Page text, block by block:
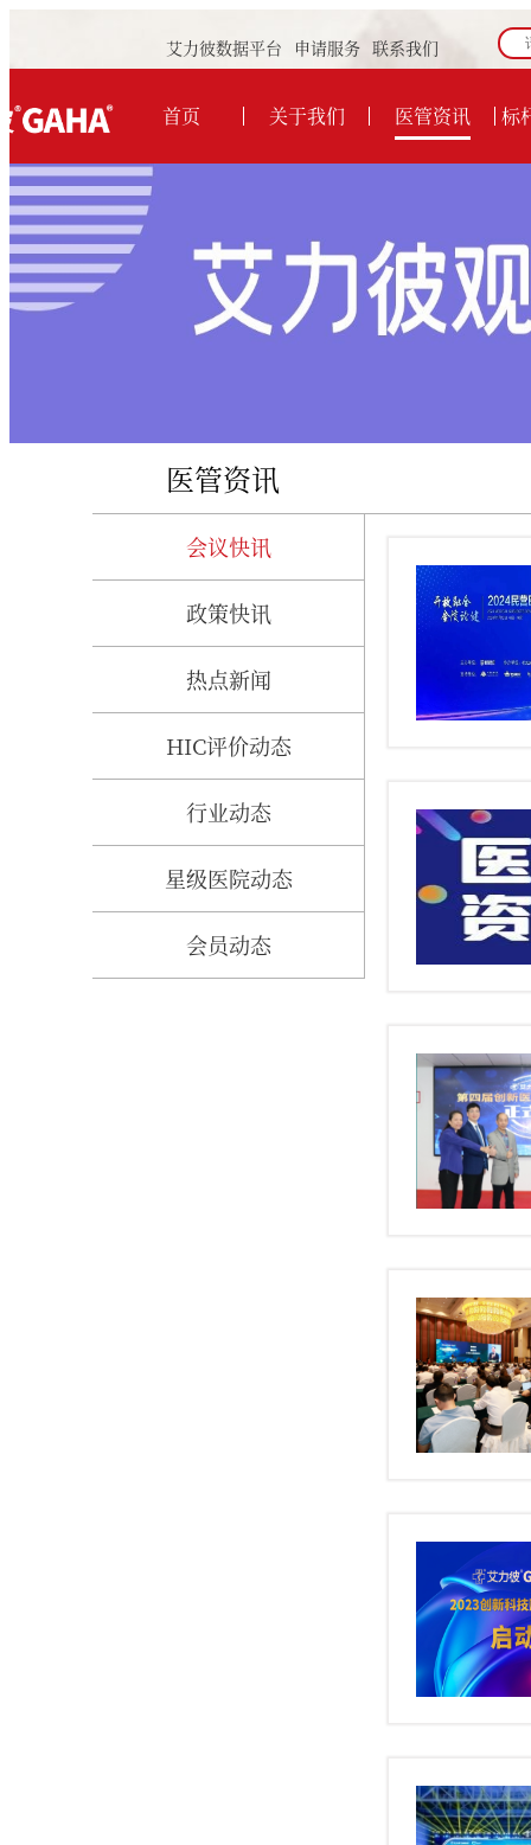
艾力彼数据平台 申请服务 联系我们
首页 关于我们 医管资讯 标
医管资讯
会议快讯
政策快讯
热点新闻
HIC评价动态
行业动态
星级医院动态
会员动态